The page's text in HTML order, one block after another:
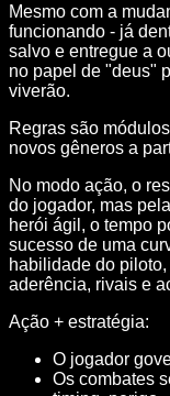
Mesmo com a
funcionando - já
salvo e entregue a
no papel de "deus"
viverão.
Regras são
novos gêneros a
No modo ação, o
do jogador, mas
herói ágil, o tempo
sucesso de uma
habilidade do
aderência, rivais e
Ação + estratégia:
O jogador
Os combates